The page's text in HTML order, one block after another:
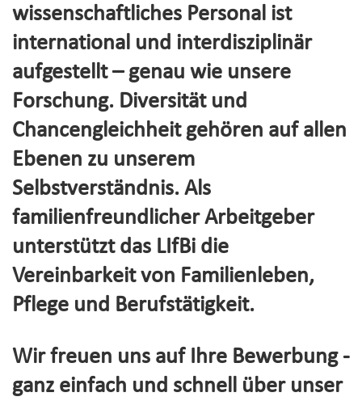
wissenschaftliches Personal ist
international und interdisziplinär
aufgestellt – genau wie unsere
Forschung. Diversität und
Chancengleichheit gehören auf allen
Ebenen zu unserem
Selbstverständnis. Als
familienfreundlicher Arbeitgeber
unterstützt das LIfBi die
Vereinbarkeit von Familienleben,
Pflege und Berufstätigkeit.
Wir freuen uns auf Ihre Bewerbung -
ganz einfach und schnell über unser